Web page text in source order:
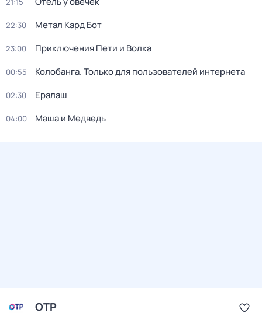
22:30 Метал Кард Бот
23:00 Приключения Пети и Волка
00:55 Колобанга. Только для пользователей интернета
02:30 Ералаш
04:00 Маша и Медведь
ОТР